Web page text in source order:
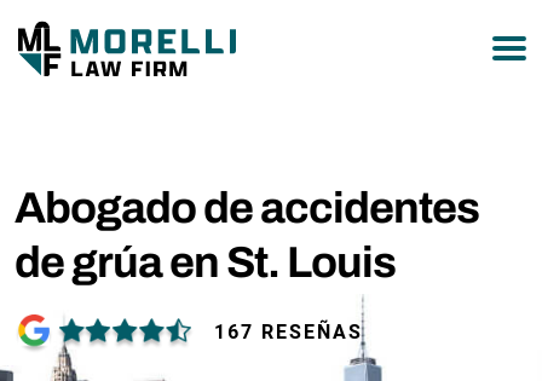
Abogado de accidentes
de grúa en St. Louis
167 RESEÑAS